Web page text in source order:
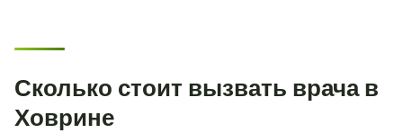
Сколько стоит вызвать врача в
Ховрине